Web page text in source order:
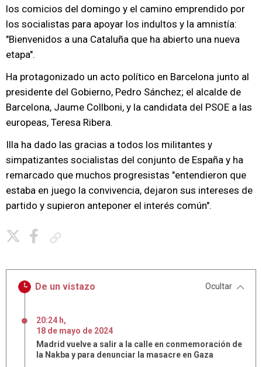
los comicios del domingo y el camino emprendido por
los socialistas para apoyar los indultos y la amnistía:
"Bienvenidos a una Cataluña que ha abierto una nueva
etapa".
Ha protagonizado un acto político en Barcelona junto al
presidente del Gobierno, Pedro Sánchez; el alcalde de
Barcelona, Jaume Collboni, y la candidata del PSOE a las
europeas, Teresa Ribera.
Illa ha dado las gracias a todos los militantes y
simpatizantes socialistas del conjunto de España y ha
remarcado que muchos progresistas "entendieron que
estaba en juego la convivencia, dejaron sus intereses de
partido y supieron anteponer el interés común".
De un vistazo Ocultar
20:24 h,
18 de mayo de 2024
Madrid vuelve a salir a la calle en conmemoración de
la Nakba y para denunciar la masacre en Gaza